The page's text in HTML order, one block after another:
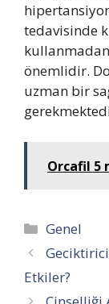
tedavisinde
önemlidir.
uzman bir
Orcafil 5
Kategoriler
Genel
Geciktirici
Etkiler?